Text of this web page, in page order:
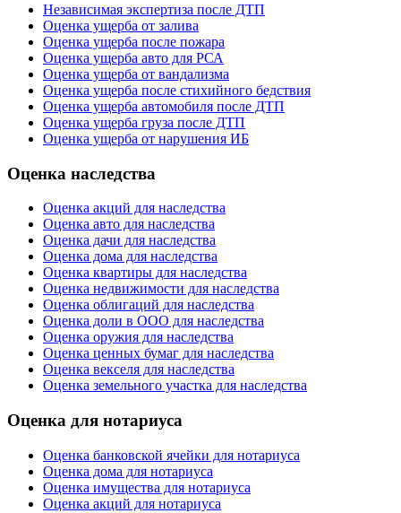
Независимая экспертиза после ДТП
Оценка ущерба от залива
Оценка ущерба после пожара
Оценка ущерба авто для РСА
Оценка ущерба от вандализма
Оценка ущерба после стихийного бедствия
Оценка ущерба автомобиля после ДТП
Оценка ущерба груза после ДТП
Оценка ущерба от нарушения ИБ
Оценка наследства
Оценка акций для наследства
Оценка авто для наследства
Оценка дачи для наследства
Оценка дома для наследства
Оценка квартиры для наследства
Оценка недвижимости для наследства
Оценка облигаций для наследства
Оценка доли в ООО для наследства
Оценка оружия для наследства
Оценка ценных бумаг для наследства
Оценка векселя для наследства
Оценка земельного участка для наследства
Оценка для нотариуса
Оценка банковской ячейки для нотариуса
Оценка дома для нотариуса
Оценка имущества для нотариуса
Оценка акций для нотариуса